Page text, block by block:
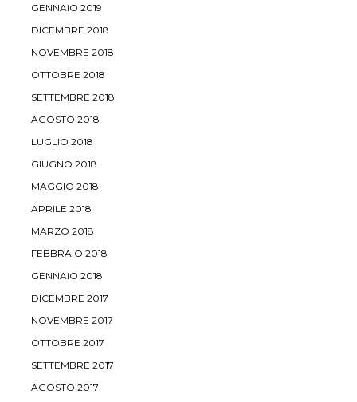
GENNAIO 2019
DICEMBRE 2018
NOVEMBRE 2018
OTTOBRE 2018
SETTEMBRE 2018
AGOSTO 2018
LUGLIO 2018
GIUGNO 2018
MAGGIO 2018
APRILE 2018
MARZO 2018
FEBBRAIO 2018
GENNAIO 2018
DICEMBRE 2017
NOVEMBRE 2017
OTTOBRE 2017
SETTEMBRE 2017
AGOSTO 2017